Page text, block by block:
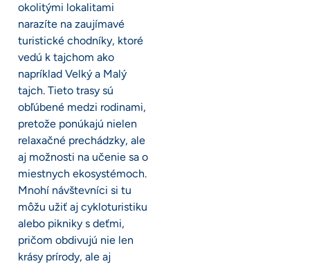
okolitými lokalitami
narazíte na zaujímavé
turistické chodníky, ktoré
vedú k tajchom ako
napríklad Velký a Malý
tajch. Tieto trasy sú
obľúbené medzi rodinami,
pretože ponúkajú nielen
relaxačné prechádzky, ale
aj možnosti na učenie sa o
miestnych ekosystémoch.
Mnohí návštevníci si tu
môžu užiť aj cykloturistiku
alebo pikniky s deťmi,
pričom obdivujú nie len
krásy prírody, ale aj